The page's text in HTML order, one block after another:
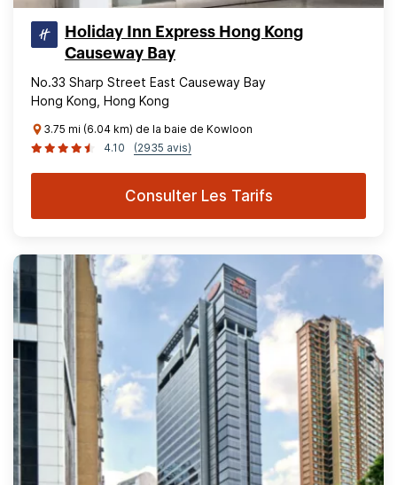
Holiday Inn Express Hong Kong
Causeway Bay
No.33 Sharp Street East Causeway Bay
Hong Kong, Hong Kong
3.75 mi (6.04 km) de la baie de Kowloon
4.10
(2935 avis)
Consulter Les Tarifs